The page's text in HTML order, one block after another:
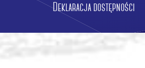
Deklaracja dostępności